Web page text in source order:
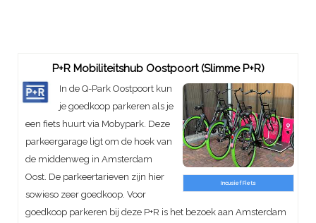
P+R Mobiliteitshub Oostpoort (Slimme P+R)
Incusief Fiets
In de Q-Park Oostpoort kun
je goedkoop parkeren als je
een fiets huurt via Mobypark. Deze
parkeergarage ligt om de hoek van
de middenweg in Amsterdam
Oost. De parkeertarieven zijn hier
sowieso zeer goedkoop. Voor
goedkoop parkeren bij deze P+R is het bezoek aan Amsterdam